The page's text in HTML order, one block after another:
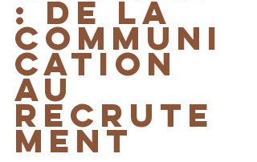
: de la
communi
cation
au
recrute
ment